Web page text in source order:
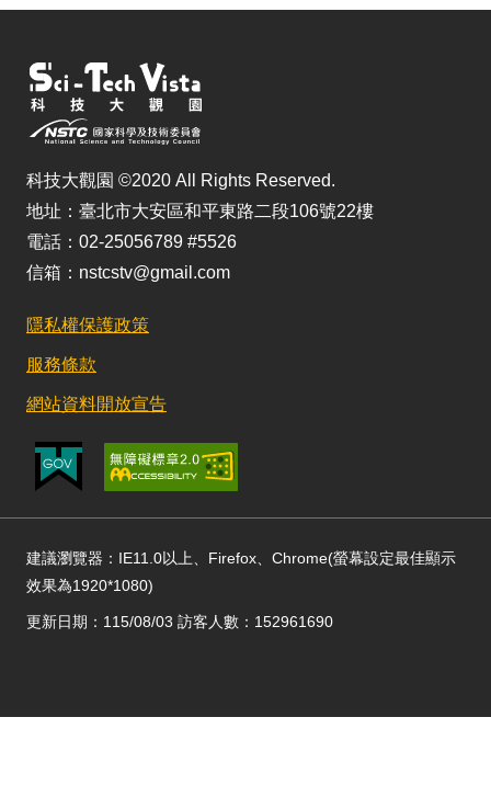
科技大觀園 ©2020 All Rights Reserved.
地址：臺北市大安區和平東路二段106號22樓
電話：02-25056789 #5526
信箱：nstcstv@gmail.com
隱私權保護政策
服務條款
網站資料開放宣告
建議瀏覽器：IE11.0以上、Firefox、Chrome(螢幕設定最佳顯示
效果為1920*1080)
更新日期：115/08/03 訪客人數：152961690